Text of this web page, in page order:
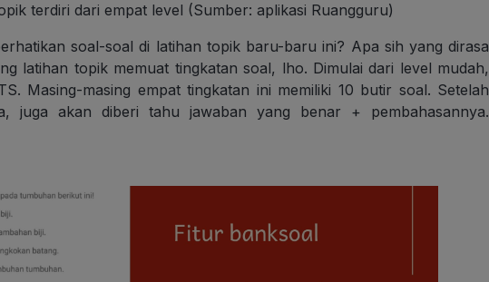
terdiri dari empat level (Sumber: aplikasi Ruangguru)
soal-soal di latihan topik baru-baru ini? Apa sih yang dirasa
latihan topik memuat tingkatan soal, lho. Dimulai dari level mudah,
Masing-masing empat tingkatan ini memiliki 10 butir soal. Setelah
juga akan diberi tahu jawaban yang benar + pembahasannya.